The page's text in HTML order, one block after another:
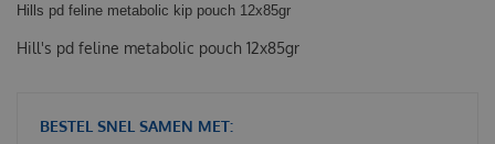
Hills pd feline metabolic kip pouch 12x85gr
Hill's pd feline metabolic pouch 12x85gr
BESTEL SNEL SAMEN MET: